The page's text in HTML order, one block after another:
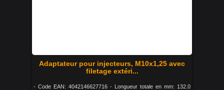
Adaptateur pour injecteurs, M10x1,25 avec
filetage extéri...
- Code EAN: 4042146627716 - Longueur totale en mm: 132.0